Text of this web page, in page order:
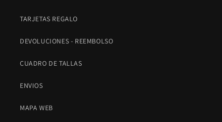
TARJETAS REGALO
DEVOLUCIONES - REEMBOLSO
CUADRO DE TALLAS
ENVIOS
MAPA WEB